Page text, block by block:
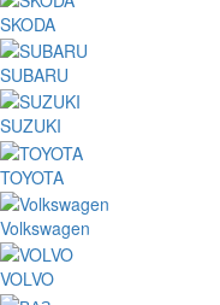
SKODA
SUBARU
SUZUKI
TOYOTA
Volkswagen
VOLVO